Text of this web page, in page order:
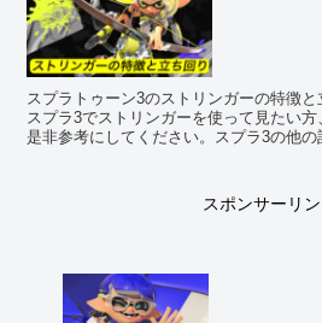
スプラトゥーン3のストリンガーの特徴と
スプラ3でストリンガーを使って見たい
是非参考にしてください。スプラ3の他の
スポンサーリ